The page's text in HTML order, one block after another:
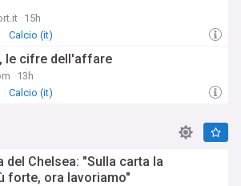
15h
Calcio (it)
le cifre dell'affare
13h
Calcio (it)
del Chelsea: "Sulla carta la
forte, ora lavoriamo"